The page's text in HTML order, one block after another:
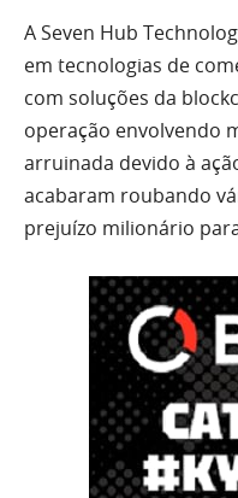
A Seven Hub
em tecnologias de
com soluções da
operação envolvendo
arruinada devido à
acabaram roubando
prejuízo milionário